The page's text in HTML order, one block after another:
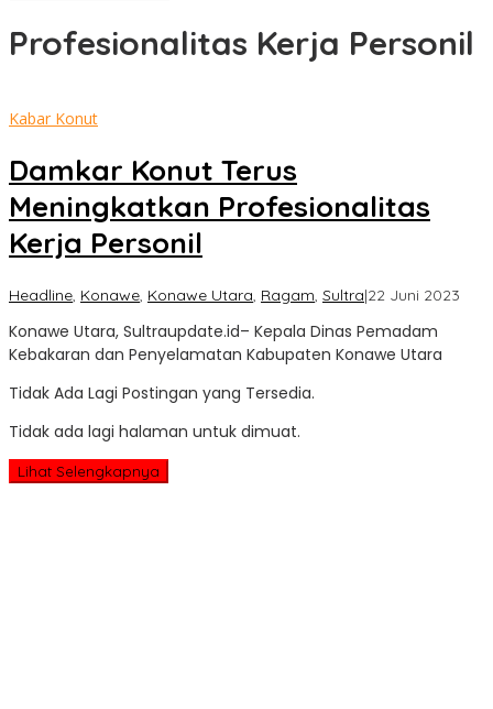
Profesionalitas Kerja Personil
Kabar Konut
Damkar Konut Terus
Meningkatkan Profesionalitas
Kerja Personil
Headline, Konawe, Konawe Utara, Ragam, Sultra|22 Juni 2023
Konawe Utara, Sultraupdate.id– Kepala Dinas Pemadam
Kebakaran dan Penyelamatan Kabupaten Konawe Utara
Tidak Ada Lagi Postingan yang Tersedia.
Tidak ada lagi halaman untuk dimuat.
Lihat Selengkapnya